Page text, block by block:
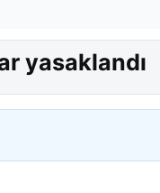
yasaklandı